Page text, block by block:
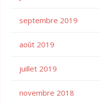
septembre 2019
août 2019
juillet 2019
novembre 2018